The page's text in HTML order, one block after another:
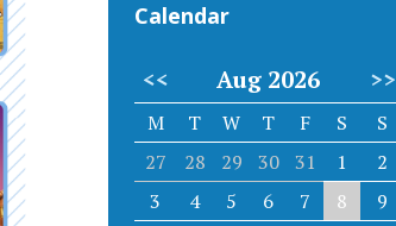
Calendar
<< Aug 2026 >>
M T W T F S
S
27
28 29 30 31 1
2
3
4 5 6 7 8
9